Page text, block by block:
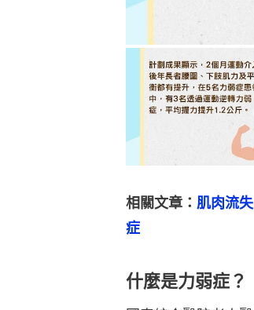
相關文章： 肌肉流
症
什麼是力弱症？